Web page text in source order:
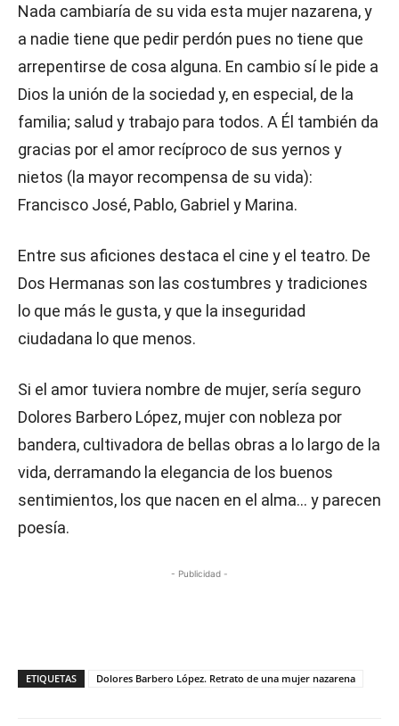
Nada cambiaría de su vida esta mujer nazarena, y
a nadie tiene que pedir perdón pues no tiene que
arrepentirse de cosa alguna. En cambio sí le pide a
Dios la unión de la sociedad y, en especial, de la
familia; salud y trabajo para todos. A Él también da
gracias por el amor recíproco de sus yernos y
nietos (la mayor recompensa de su vida):
Francisco José, Pablo, Gabriel y Marina.
Entre sus aficiones destaca el cine y el teatro. De
Dos Hermanas son las costumbres y tradiciones
lo que más le gusta, y que la inseguridad
ciudadana lo que menos.
Si el amor tuviera nombre de mujer, sería seguro
Dolores Barbero López, mujer con nobleza por
bandera, cultivadora de bellas obras a lo largo de la
vida, derramando la elegancia de los buenos
sentimientos, los que nacen en el alma… y parecen
poesía.
- Publicidad -
ETIQUETAS Dolores Barbero López. Retrato de una mujer nazarena